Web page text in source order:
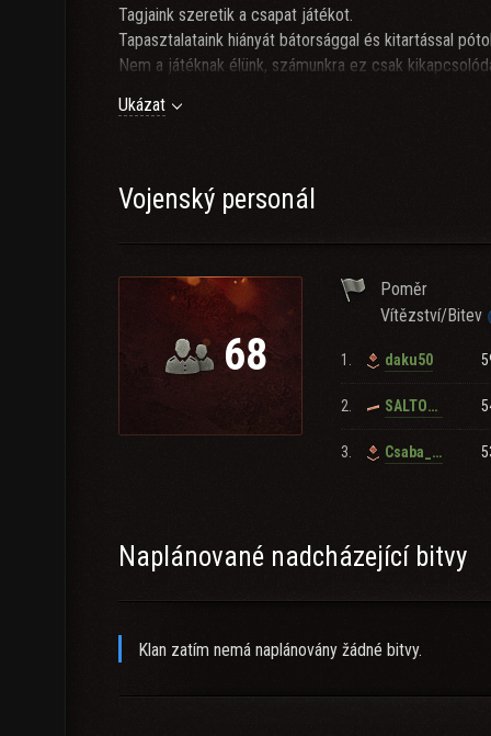
Tagjaink szeretik a csapat játékot.
Tapasztalataink hiányát bátorsággal és kitartással
Nem a játéknak élünk, számunkra ez csak
Nem azért játszunk hogy a STATISZTIKÁVAL
Laza társaság akik együtt véreznek el a harc mezőn.
Ukázat
Vojenský personál
68
Poměr
Vítězství/Bitev
1. daku50
2. SALTOVSKIY_2025
3. Csaba_Kis214
Naplánované nadcházející bitvy
Klan zatím nemá naplánovány žádné bitvy.